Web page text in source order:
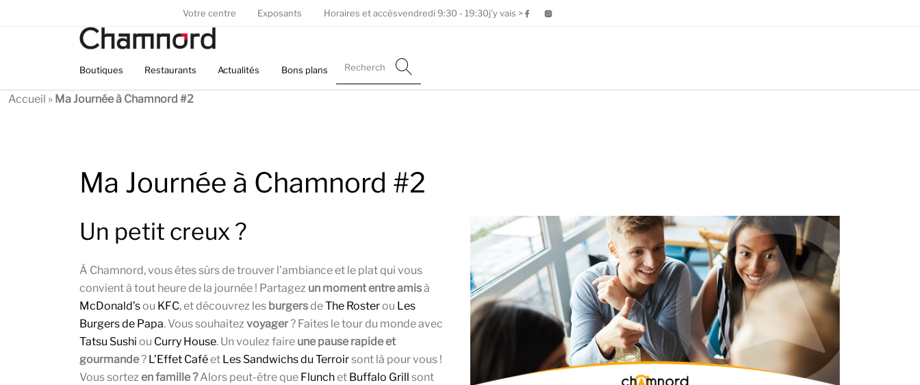
Votre centre Exposants Horaires et accèsvendredi 9:30 - 19:30j'y vais >
Boutiques Restaurants Actualités Bons plans
Accueil » Ma Journée à Chamnord #2
Ma Journée à Chamnord #2
Un petit creux ?
À Chamnord, vous êtes sûrs de trouver l’ambiance et le plat qui vous
convient à tout heure de la journée ! Partagez un moment entre amisà
McDonald’sou KFC, et découvrez les burgersdeThe Rosterou Les
Burgers de Papa. Vous souhaitez voyager? Faites le tour du monde avec
Tatsu Sushi ou Curry House. Un voulez faire une pause rapide et
gourmande? L’Effet Caféet Les Sandwichs du Terroirsont là pour vous !
Vous sortez en famille ?Alors peut-être que Flunchet Buffalo Grill sont